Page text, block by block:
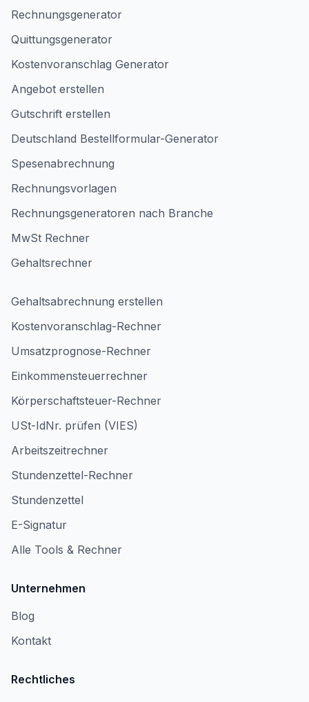
Rechnungsgenerator
Quittungsgenerator
Kostenvoranschlag Generator
Angebot erstellen
Gutschrift erstellen
Deutschland Bestellformular-Generator
Spesenabrechnung
Rechnungsvorlagen
Rechnungsgeneratoren nach Branche
MwSt Rechner
Gehaltsrechner
Gehaltsabrechnung erstellen
Kostenvoranschlag-Rechner
Umsatzprognose-Rechner
Einkommensteuerrechner
Körperschaftsteuer-Rechner
USt-IdNr. prüfen (VIES)
Arbeitszeitrechner
Stundenzettel-Rechner
Stundenzettel
E-Signatur
Alle Tools & Rechner
Unternehmen
Blog
Kontakt
Rechtliches